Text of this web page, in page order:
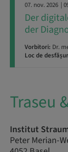
07. nov. 2026 |
Der
der
Vorbitori: Dr.
Loc de
Traseu
Institut
Peter Merian-